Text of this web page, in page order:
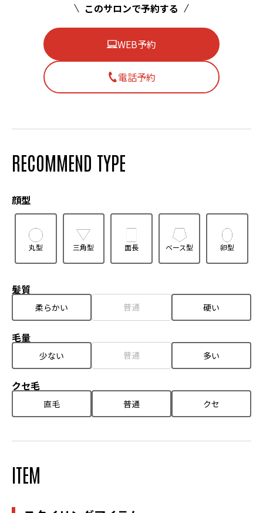
このサロンで予約する
WEB予約
電話予約
RECOMMEND TYPE
顔型
丸型 三角型 面長 ベース型 卵型
髪質
柔らかい 普通 硬い
毛量
少ない 普通 多い
クセ毛
直毛 普通 クセ
ITEM